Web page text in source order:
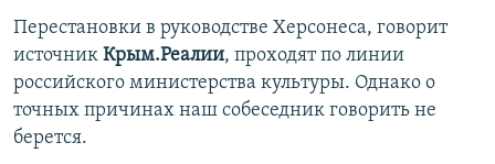
Перестановки в руководстве Херсонеса, говорит
источник Крым.Реалии, проходят по линии
российского министерства культуры. Однако о
точных причинах наш собеседник говорить не
берется.